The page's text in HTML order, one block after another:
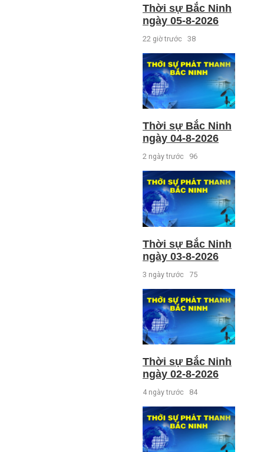
Thời sự Bắc Ninh
ngày 05-8-2026
22 giờ trước 38
Thời sự Bắc Ninh
ngày 04-8-2026
2 ngày trước 96
Thời sự Bắc Ninh
ngày 03-8-2026
3 ngày trước 75
Thời sự Bắc Ninh
ngày 02-8-2026
4 ngày trước 84